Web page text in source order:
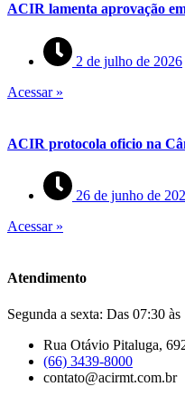
ACIR lamenta aprovação
2 de julho de 2026
Acessar »
ACIR protocola oficio na
26 de junho de
Acessar »
Atendimento
Segunda a sexta: Das 07:30 às
Rua Otávio Pitaluga,
(66) 3439-8000
contato@acirmt.com.br